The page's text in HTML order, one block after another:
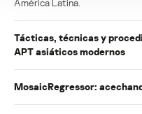
Tácticas, técnicas y
APT asiáticos modernos
MosaicRegressor: